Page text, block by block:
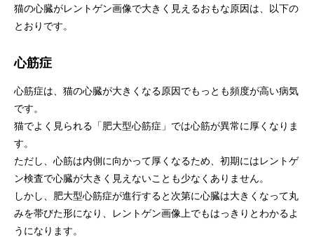
猫の心臓がレントゲン画像で大きく見えるおもな原因は、以下の
とおりです。
心筋症
心筋症は、猫の心臓が大きくなる原因でもっとも頻度が高い病気
です。
猫でよく見られる「肥大型心筋症」では心筋が異常に厚くなりま
す。
ただし、心筋は内側に向かって厚くなるため、初期にはレントゲ
ン検査で心臓が大きく見えないことも少なくありません。
しかし、肥大型心筋症が進行すると次第に心臓は大きくなって丸
みを帯びた形になり、レントゲン画像上でもはっきりとわかるよ
うになります。